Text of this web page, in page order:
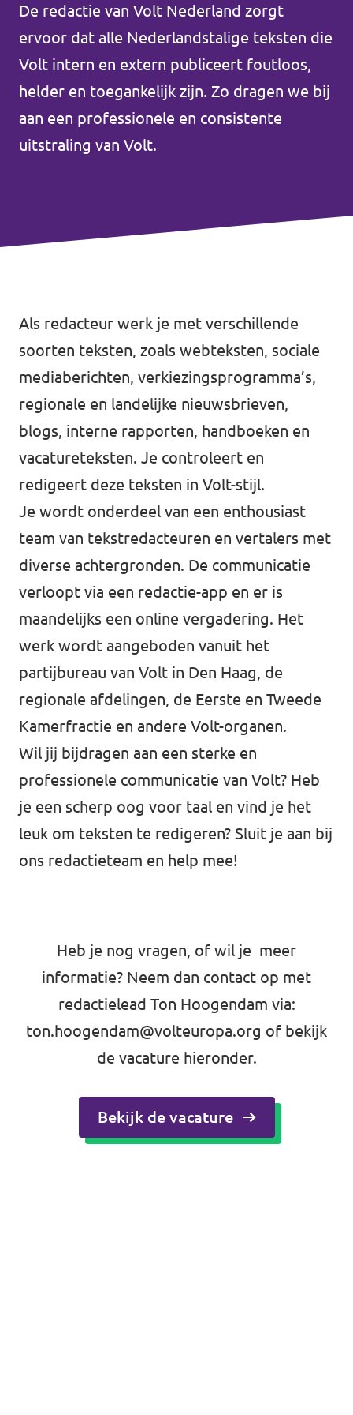
Volt Drenthe
Volt Fryslân
Volt Provincie Utrecht
...alle Volt provincies
Doneer
Werken bij Volt
Sprekersaanvraag
Volt There - Buitenlandstichting Volt
Charge - Wetenschappelijk Platform Volt
De redactie van Volt Nederland zorgt
ervoor dat alle Nederlandstalige teksten die
Volt intern en extern publiceert foutloos,
helder en toegankelijk zijn. Zo dragen we bij
aan een professionele en consistente
uitstraling van Volt.
Als redacteur werk je met verschillende
soorten teksten, zoals webteksten, sociale
mediaberichten, verkiezingsprogramma’s,
regionale en landelijke nieuwsbrieven,
blogs, interne rapporten, handboeken en
vacatureteksten. Je controleert en
redigeert deze teksten in Volt-stijl.
Je wordt onderdeel van een enthousiast
team van tekstredacteuren en vertalers met
diverse achtergronden. De communicatie
verloopt via een redactie-app en er is
maandelijks een online vergadering. Het
werk wordt aangeboden vanuit het
partijbureau van Volt in Den Haag, de
regionale afdelingen, de Eerste en Tweede
Kamerfractie en andere Volt-organen.
Wil jij bijdragen aan een sterke en
professionele communicatie van Volt? Heb
je een scherp oog voor taal en vind je het
leuk om teksten te redigeren? Sluit je aan bij
ons redactieteam en help mee!
Heb je nog vragen, of wil je meer
informatie? Neem dan contact op met
redactielead Ton Hoogendam via:
ton.hoogendam@volteuropa.org of bekijk
de vacature hieronder.
Bekijk de vacature